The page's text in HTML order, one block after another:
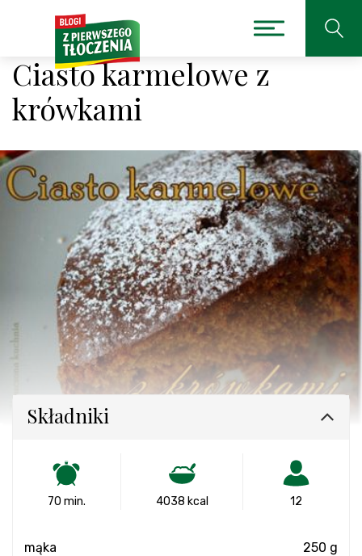
Ciasto karmelowe z
krówkami
Składniki
70 min. 4038 kcal 12
mąka 250 g